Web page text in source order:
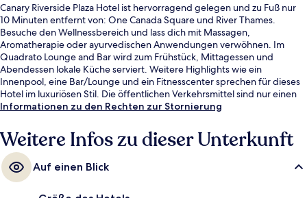
Canary Riverside Plaza Hotel ist hervorragend gelegen und zu Fuß nur
10 Minuten entfernt von: One Canada Square und River Thames.
Besuche den Wellnessbereich und lass dich mit Massagen,
Aromatherapie oder ayurvedischen Anwendungen verwöhnen. Im
Quadrato Lounge and Bar wird zum Frühstück, Mittagessen und
Abendessen lokale Küche serviert. Weitere Highlights wie ein
Innenpool, eine Bar/Lounge und ein Fitnesscenter sprechen für dieses
Hotel im luxuriösen Stil. Die öffentlichen Verkehrsmittel sind nur einen
kurzen Fußmarsch entfernt: Zur Station Westferry sind es 5 Minuten
Informationen zu den Rechten zur Stornierung
Weitere Infos zu dieser Unterkunft
Auf einen Blick